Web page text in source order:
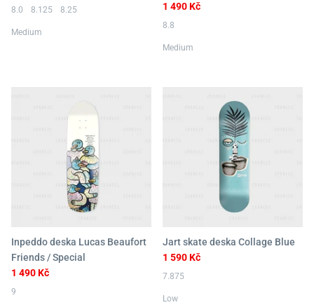
8.0 8.125 8.25
Medium
1 490 Kč
8.8
Medium
Inpeddo deska Lucas Beaufort
Friends / Special
1 490 Kč
9
Jart skate deska Collage Blue
1 590 Kč
7.875
Low